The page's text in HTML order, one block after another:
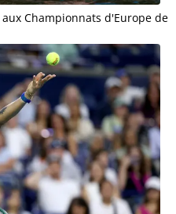
Championnats d'Europe de